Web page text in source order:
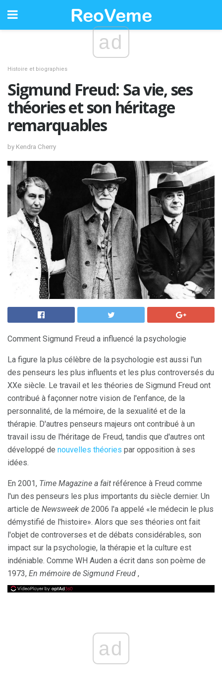
ad
Histoire et biographies
Sigmund Freud: Sa vie, ses
théories et son héritage
remarquables
by Kendra Cherry
Comment Sigmund Freud a influencé la psychologie
La figure la plus célèbre de la psychologie est aussi l'un
des penseurs les plus influents et les plus controversés du
XXe siècle. Le travail et les théories de Sigmund Freud ont
contribué à façonner notre vision de l'enfance, de la
personnalité, de la mémoire, de la sexualité et de la
thérapie. D'autres penseurs majeurs ont contribué à un
travail issu de l'héritage de Freud, tandis que d'autres ont
développé de nouvelles théories par opposition à ses
idées.
En 2001, Time Magazine a fait référence à Freud comme
l'un des penseurs les plus importants du siècle dernier. Un
article de Newsweek de 2006 l'a appelé «le médecin le plus
démystifié de l'histoire». Alors que ses théories ont fait
l'objet de controverses et de débats considérables, son
impact sur la psychologie, la thérapie et la culture est
indéniable. Comme WH Auden a écrit dans son poème de
1973, En mémoire de Sigmund Freud ,
ad